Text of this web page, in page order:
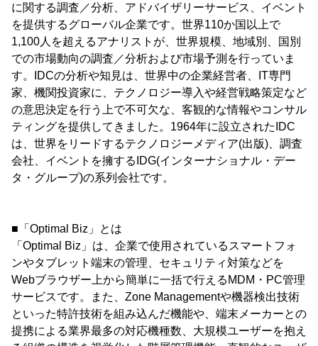
に関する調査／分析、アドバイザリーサービス、イベント
を提供するグローバル企業です。世界110か国以上で
1,100人を超えるアナリストが、世界規模、地域別、国別
での市場動向の調査／分析および市場予測を行っていま
す。IDCの分析や知見は、世界中の企業経営者、IT専門
家、機関投資家に、テクノロジー導入や経営戦略策定など
の意思決定を行う上で不可欠な、客観的な情報やコンサル
ティングを提供してきました。1964年に設立されたIDC
は、世界をリードするテクノロジーメディア(出版)、調査
会社、イベントを擁するIDG(インターナショナル・デー
タ・グループ)の系列会社です。
■「Optimal Biz」とは
「Optimal Biz」は、企業で使用されているスマートフォ
ンやタブレット端末の管理、セキュリティ対策などを
Webブラウザー上から簡単に一括で行えるMDM・PC管理
サービスです。また、Zone Managementや機器検出技術
といった特許技術を組み込んだ機能や、端末メーカーとの
提携による業界最多の対応機種数、大規模ユーザーを抱え